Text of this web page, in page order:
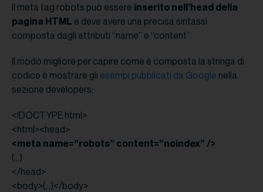
Il meta tag robots può essere inserito nell’head della
pagina HTML e deve avere una precisa sintassi
composta dagli attributi “name” e “content”.
Il modo migliore per capire come è composta la stringa di
codice è mostrare gli esempi pubblicati da Google nella
sezione developers:
<!DOCTYPE html>
<html><head>
<meta name=”robots” content=”noindex” />
(…)
</head>
<body>(…)</body>